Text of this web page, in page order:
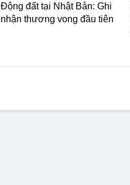
Động đất tại Nhật Bản: Ghi
nhận thương vong đầu tiên